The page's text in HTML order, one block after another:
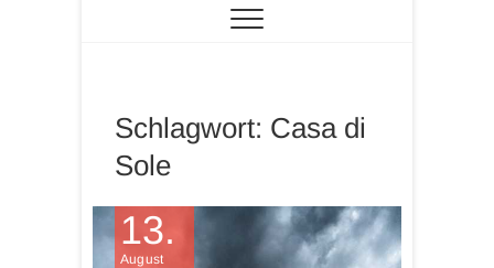
Schlagwort: Casa di
Sole
13.
August